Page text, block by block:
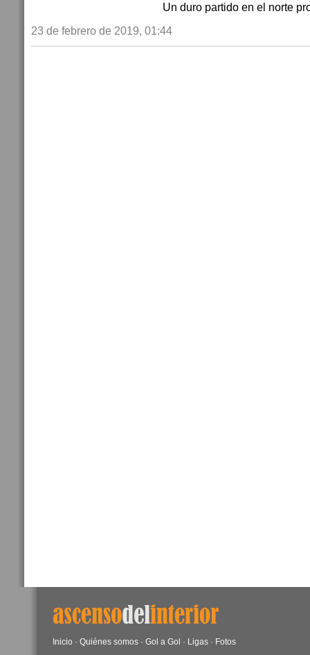
Un duro partido en el norte
23 de febrero de 2019, 01:44
Inicio · Quiénes somos · Gol a Gol · Ligas · Fotos